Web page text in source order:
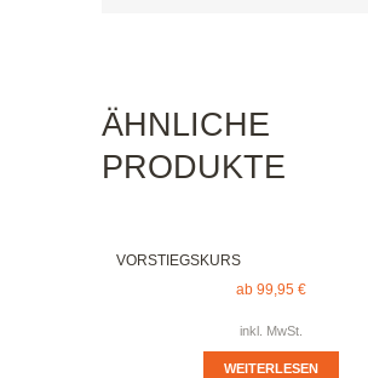
ÄHNLICHE
PRODUKTE
VORSTIEGSKURS
ab 99,95 €
inkl. MwSt.
WEITERLESEN